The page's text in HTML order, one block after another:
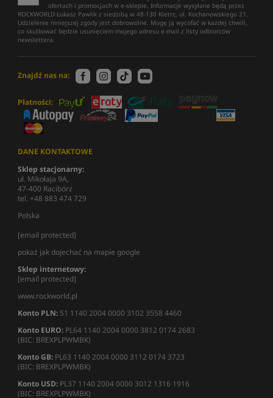
ofertach i promocjach w e-sklepie. Informacje wysyłane będą przez
ROCKWORLD Łukasz Pawlik z siedzibą w 48-130 Kietrz, ul. Kochanowskiego 21.
Udzielenie niniejszej zgody jest dobrowolne. Mogę ją wycofać w każdej chwili,
co skutkować będzie usunięciem mojego adresu e-mail z listy odbiorców
newslettera.
Znajdź nas na:
Płatności:
DANE KONTAKTOWE
Sklep stacjonarny:
ul. Mikołaja 9A,
47-400 Racibórz
tel. +48 883 474 729
Polska
[email protected]
pokaż jak dojechać na mapie google
Sklep internetowy:
[email protected]
www.rockworld.pl
Konto PLN: 51 1140 2004 0000 3102 3558 4460
Konto EURO: PL64 1140 2004 0000 3812 0174 2683
(BIC: BREXPLPWMBK)
Konto GB: PL63 1140 2004 0000 3112 0174 3723
(BIC: BREXPLPWMBK)
Konto USD: PL37 1140 2004 0000 3012 1316 1916
(BIC: BREXPLPWMBK)